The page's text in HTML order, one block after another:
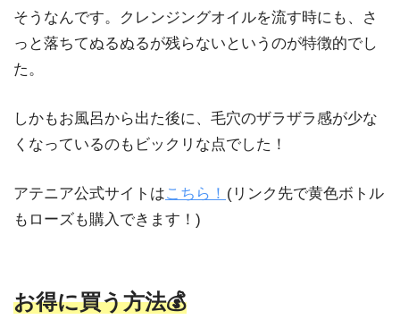
そうなんです。クレンジングオイルを流す時にも、さ
っと落ちてぬるぬるが残らないというのが特徴的でし
た。
しかもお風呂から出た後に、毛穴のザラザラ感が少な
くなっているのもビックリな点でした！
アテニア公式サイトはこちら！ (リンク先で黄色ボトル
もローズも購入できます！)
お得に買う方法💰